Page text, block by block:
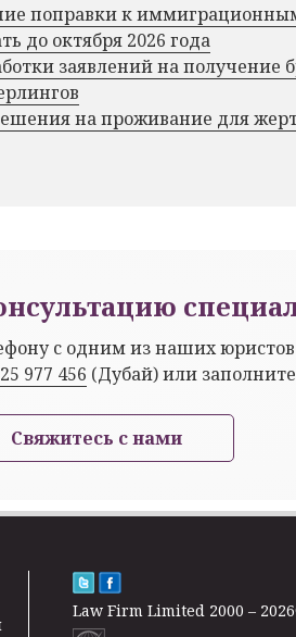
поправки к
до октября 2026 года
заявлений на получение
на проживание для
с одним из наших юристов
977 456 (Дубай) или
Свяжитесь с нами
Law Firm Limited 2000 –